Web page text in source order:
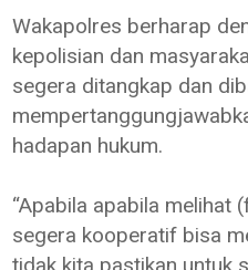
Wakapolres berharap
kepolisian dan
segera ditangkap dan
hadapan hukum.
“Apabila apabila melihat
segera kooperatif bisa
tidak kita pastikan untuk